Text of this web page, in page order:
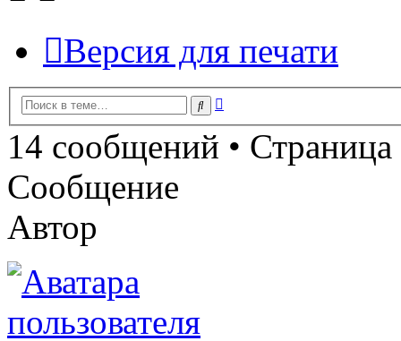
Версия для печати
Поиск
14 сообщений • Страница
Сообщение
Автор